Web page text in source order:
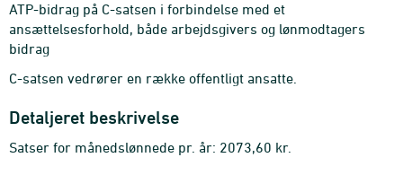
ATP-bidrag på C-satsen i forbindelse med et
ansættelsesforhold, både arbejdsgivers og lønmodtagers
bidrag
C-satsen vedrører en række offentligt ansatte.
Detaljeret beskrivelse
Satser for månedslønnede pr. år: 2073,60 kr.